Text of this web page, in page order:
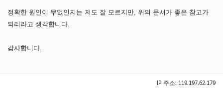
정확한 원인이 무었인지는 저도 잘 모르지만, 위의 문서가 좋은 참고가
되리라고 생각합니다.
감사합니다.
IP 주소: 119.197.62.179